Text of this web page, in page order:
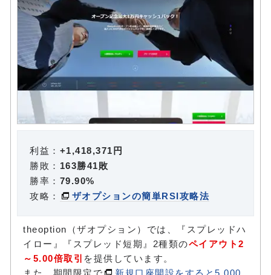
利益： +1,418,371円
勝敗： 163勝41敗
勝率： 79.90%
攻略：
ザオプションの簡単RSI攻略法
theoption（ザオプション）では、『スプレッドハ
イロー』『スプレッド短期』2種類のペイアウト2
～5.00倍取引 を提供しています。
また、期間限定で
新規口座開設をすると5,000